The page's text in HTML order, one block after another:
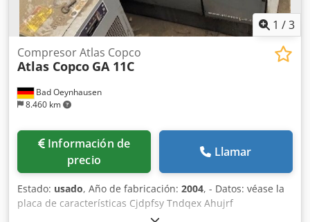
1 /3
Bad Oeynhausen
8.460 km
Compresor Atlas Copco
Atlas Copco GA 11C
Información de
precio
Llamar
Estado: usado, Año de fabricación: 2004, - Datos: véase la
placa de características Cjdpfsy Tndqex Ahujrf